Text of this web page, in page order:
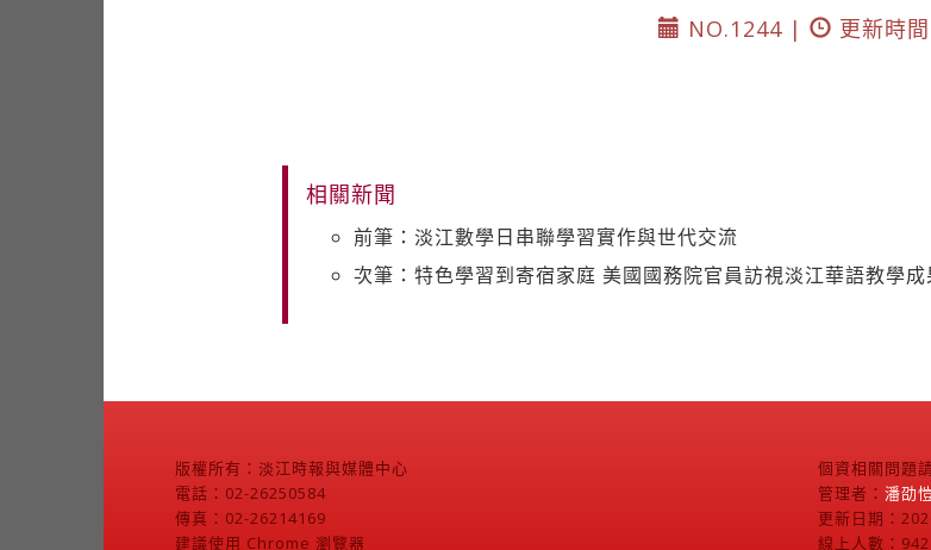
NO.1244 |
更新時
相關新聞
前筆：淡江數學日串聯學習實作與世代交流
次筆：特色學習到寄宿家庭 美國國務院官員訪視淡江華語教學成
版權所有：淡江時報與媒體中心
電話：02-26250584
傳真：02-26214169
建議使用 Chrome 瀏覽器
個資相關問題
管理者： 潘劭
更新日期：
線上人數：942